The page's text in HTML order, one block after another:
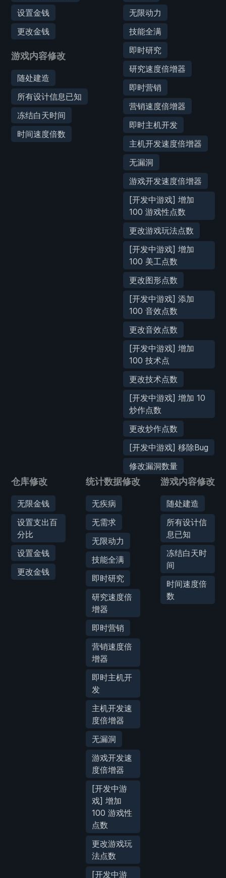
设置金钱
更改金钱
游戏内容修改
随处建造
所有设计信息已知
冻结白天时间
时间速度倍数
无限动力
技能全满
即时研究
研究速度倍增器
即时营销
营销速度倍增器
即时主机开发
主机开发速度倍增器
无漏洞
游戏开发速度倍增器
[开发中游戏] 增加
100 游戏性点数
更改游戏玩法点数
[开发中游戏] 增加
100 美工点数
更改图形点数
[开发中游戏] 添加
100 音效点数
更改音效点数
[开发中游戏] 增加
100 技术点
更改技术点数
[开发中游戏] 增加 10
炒作点数
更改炒作点数
[开发中游戏] 移除Bug
修改漏洞数量
仓库修改
无限金钱
设置支出百
分比
设置金钱
更改金钱
统计数据修改
无疾病
无需求
无限动力
技能全满
即时研究
研究速度倍
增器
即时营销
营销速度倍
增器
即时主机开
发
主机开发速
度倍增器
无漏洞
游戏开发速
度倍增器
[开发中游
戏] 增加
100 游戏性
点数
更改游戏玩
法点数
[开发中游
游戏内容修改
随处建造
所有设计信
息已知
冻结白天时
间
时间速度倍
数